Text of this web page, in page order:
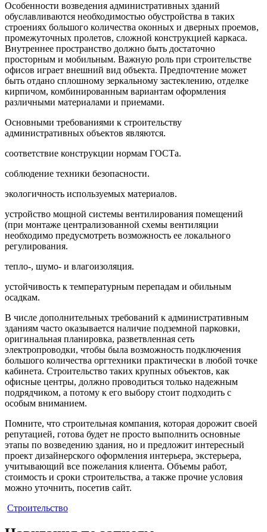
Особенности возведения административных зданий
обуславливаются необходимостью обустройства в таких
строениях большого количества оконных и дверных проемов,
промежуточных пролетов, сложной конструкцией каркаса.
Внутреннее пространство должно быть достаточно
просторным и мобильным. Важную роль при строительстве
офисов играет внешний вид объекта. Предпочтение может
быть отдано сплошному зеркальному застеклению, отделке
кирпичом, комбинированным вариантам оформления
различными материалами и приемами.
Основными требованиями к строительству
административных объектов являются.
соответствие конструкции нормам ГОСТа.
соблюдение техники безопасности.
экологичность используемых материалов.
устройство мощной системы вентилирования помещений
(при монтаже централизованной схемы вентиляции
необходимо предусмотреть возможность ее локального
регулирования.
тепло-, шумо- и влагоизоляция.
устойчивость к температурным перепадам и обильным
осадкам.
В числе дополнительных требований к административным
зданиям часто оказывается наличие подземной парковки,
оригинальная планировка, разветвленная сеть
электропроводки, чтобы была возможность подключения
большого количества оргтехники практически в любой точке
кабинета. Строительство таких крупных объектов, как
офисные центры, должно проводиться только надежным
подрядчиком, а потому к его выбору стоит подходить с
особым вниманием.
Помните, что строительная компания, которая дорожит своей
репутацией, готова будет не просто выполнить основные
этапы по возведению здания, но и предложит интересный
проект дизайнерского оформления интерьера, экстерьера,
учитывающий все пожелания клиента. Объемы работ,
стоимость и сроки строительства, а также прочие условия
можно уточнить, посетив сайт.
Строительство